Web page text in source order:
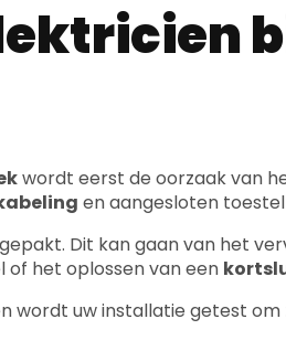
wordt eerst de oorzaak van
en aangesloten
Dit kan gaan van het
het oplossen van een
wordt uw installatie getest